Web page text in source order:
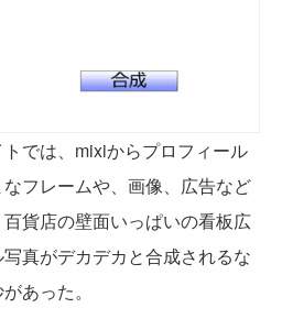
では、mixiからプロフィール
フレームや、画像、広告など
貨店の壁面いっぱいの看板広
真がデカデカと合成されるな
あった。